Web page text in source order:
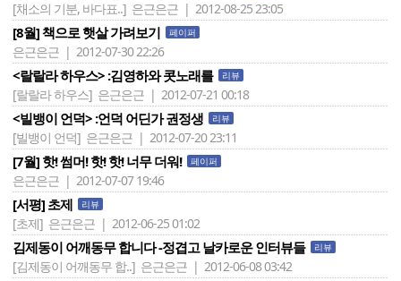
[채소의 기분, 바다표..] 은근은근 | 2012-08-25 23:05
[8월] 책으로 햇살 가려보기 페이퍼
은근은근 | 2012-07-30 22:26
<랄랄라 하우스> :김영하와 콧노래를 리뷰
[랄랄라 하우스] 은근은근 | 2012-07-21 00:18
<빌뱅이 언덕> :언덕 어딘가 권정생 리뷰
[빌뱅이 언덕] 은근은근 | 2012-07-20 23:11
[7월] 핫! 썸머! 핫! 핫! 너무 더워! 페이퍼
은근은근 | 2012-07-07 19:46
[서평] 초제 리뷰
[초제] 은근은근 | 2012-06-25 01:02
김제동이 어깨동무 합니다 -정겹고 날카로운 인터뷰들 리뷰
[김제동이 어깨동무 합..] 은근은근 | 2012-06-08 03:42